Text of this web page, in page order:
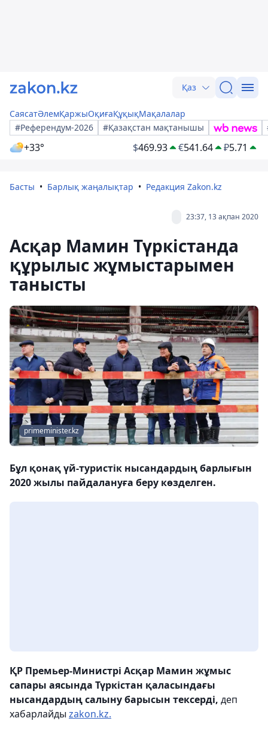
Қаз
СаясатӘлемҚаржыОқиғаҚұқықМақалалар
#Референдум-2026
#Қазақстан мақтанышы
+33° $469.93 €541.64 ₽5.71
Басты Барлық жаңалықтар Редакция Zakon.kz
23:37, 13 ақпан 2020
Асқар Мамин Түркістанда
құрылыс жұмыстарымен
танысты
primeminister.kz
Бұл қонақ үй-туристік нысандардың барлығын
2020 жылы пайдалануға беру көзделген.
ҚР Премьер-Министрі Асқар Мамин жұмыс
сапары аясында Түркістан қаласындағы
нысандардың салыну барысын тексерді, деп
хабарлайды zakon.kz.